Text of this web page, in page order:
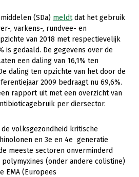
en onderwijs
(SDa) meldtdat het gebruik
, varkens-, rundvee- en
van 2018 met respectievelijk
is gedaald. De gegevens over de
een daling van 16,1% ten
daling ten opzichte van het door de
2009 bedraagt nu 69,6%.
rapport uit met een overzicht van
per diersector.
volksgezondheid kritische
en 3e en 4e generatie
meeste sectoren onverminderd
polymyxines (onder andere colistine)
EMA (Europees